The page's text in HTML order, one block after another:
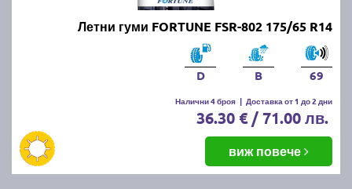
Летни гуми FORTUNE FSR-802 175/65 R14
D B 69
Налични 4 броя | Доставка от 1 до 2 дни
36.30 € / 71.00 лв.
виж повече